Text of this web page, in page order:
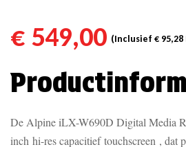
€ 549,00 (Inclusief € 95,28
De Alpine iLX-W690D Digital Media
inch hi-res capacitief touchscreen , dat